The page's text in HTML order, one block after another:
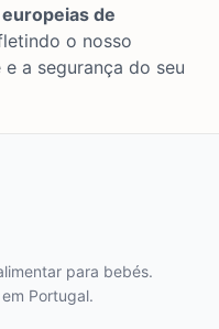
de
o nosso
a segurança do seu
para bebés.
Portugal.